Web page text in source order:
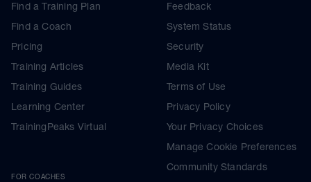
Find a Training Plan
Find a Coach
Pricing
Training Articles
Training Guides
Learning Center
TrainingPeaks Virtual
FOR COACHES
Feedback
System Status
Security
Media Kit
Terms of Use
Privacy Policy
Your Privacy Choices
Manage Cookie Preferences
Community Standards